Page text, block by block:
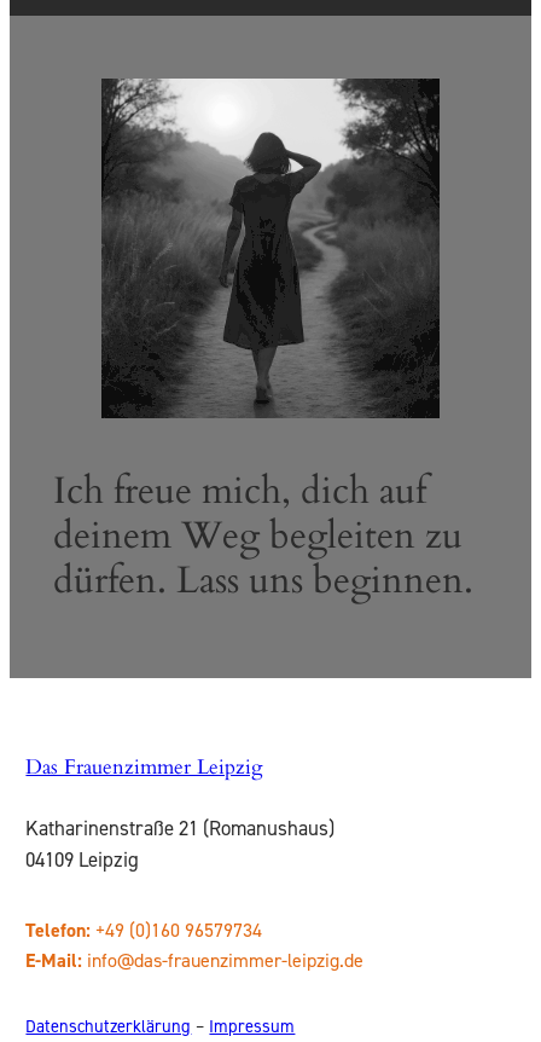
Ich freue mich, dich auf
deinem Weg begleiten zu
dürfen. Lass uns beginnen.
Das Frauenzimmer Leipzig
Katharinenstraße 21 (Romanushaus)
04109 Leipzig
Telefon: +49 (0)160 96579734
E-Mail: info@das-frauenzimmer-leipzig.de
Datenschutzerklärung – Impressum